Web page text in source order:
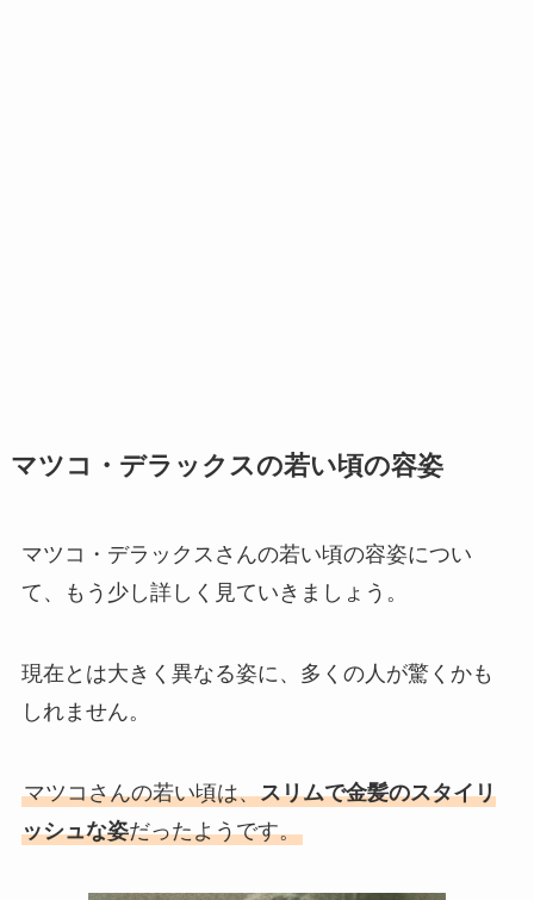
マツコ・デラックスの若い頃の容姿
マツコ・デラックスさんの若い頃の容姿につい
て、もう少し詳しく見ていきましょう。
現在とは大きく異なる姿に、多くの人が驚くかも
しれません。
マツコさんの若い頃は、スリムで金髪のスタイリ
ッシュな姿だったようです。